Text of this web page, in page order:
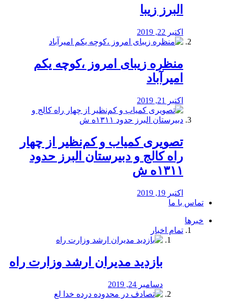
البرز زیبا
اکتبر 22, 2019
منظره‌‌ زیبای امروز ،کوچه یکم
امیرآباد
اکتبر 21, 2019
️تصویری کمیاب و کم‌نظیر از چهار
راه كالج و دبيرستان البرز حدود
۱۳۱۱ه ش
اکتبر 19, 2019
تماس با ما
خبرها
تمام اخبار
بازدید مدیران ارشد وزارت راه
دسامبر 24, 2019